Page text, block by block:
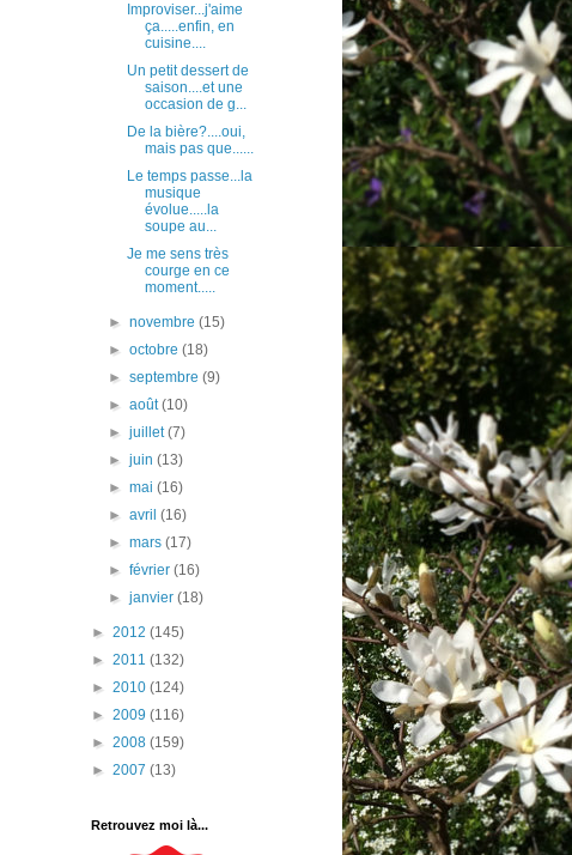
Improviser...j'aime
ça.....enfin, en
cuisine....
Un petit dessert de
saison....et une
occasion de g...
De la bière?....oui,
mais pas que......
Le temps passe...la
musique
évolue.....la
soupe au...
Je me sens très
courge en ce
moment.....
►novembre(15)
►octobre(18)
►septembre(9)
►août(10)
►juillet(7)
►juin(13)
►mai(16)
►avril(16)
►mars(17)
►février(16)
►janvier(18)
► 2012 (145)
► 2011 (132)
► 2010 (124)
► 2009 (116)
► 2008 (159)
► 2007 (13)
Retrouvez moi là...